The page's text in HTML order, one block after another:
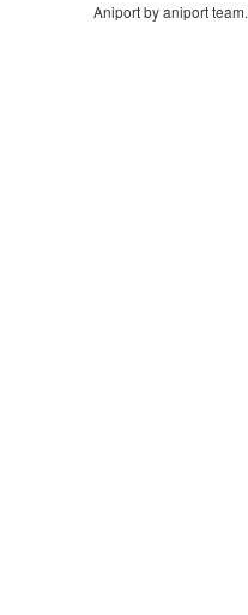
Aniport by aniport team.